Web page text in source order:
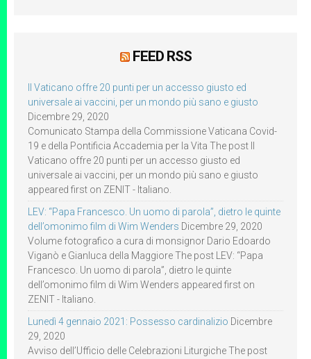
FEED RSS
Il Vaticano offre 20 punti per un accesso giusto ed
universale ai vaccini, per un mondo più sano e giusto
Dicembre 29, 2020
Comunicato Stampa della Commissione Vaticana Covid-
19 e della Pontificia Accademia per la Vita The post Il
Vaticano offre 20 punti per un accesso giusto ed
universale ai vaccini, per un mondo più sano e giusto
appeared first on ZENIT - Italiano.
LEV: “Papa Francesco. Un uomo di parola”, dietro le quinte
dell’omonimo film di Wim Wenders Dicembre 29, 2020
Volume fotografico a cura di monsignor Dario Edoardo
Viganò e Gianluca della Maggiore The post LEV: “Papa
Francesco. Un uomo di parola”, dietro le quinte
dell’omonimo film di Wim Wenders appeared first on
ZENIT - Italiano.
Lunedì 4 gennaio 2021: Possesso cardinalizio Dicembre
29, 2020
Avviso dell’Ufficio delle Celebrazioni Liturgiche The post